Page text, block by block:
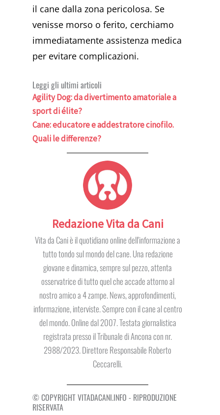
il cane dalla zona pericolosa. Se
venisse morso o ferito, cerchiamo
immediatamente assistenza medica
per evitare complicazioni.
Leggi gli ultimi articoli
Agility Dog: da divertimento amatoriale a
sport di élite?
Cane: educatore e addestratore cinofilo.
Quali le differenze?
Redazione Vita da Cani
Vita da Cani è il quotidiano online dell'informazione a
tutto tondo sul mondo del cane. Una redazione
giovane e dinamica, sempre sul pezzo, attenta
osservatrice di tutto quel che accade attorno al
nostro amico a 4 zampe. News, approfondimenti,
informazione, interviste. Sempre con il cane al centro
del mondo. Online dal 2007. Testata giornalistica
registrata presso il Tribunale di Ancona con nr.
2988/2023. Direttore Responsabile Roberto
Ceccarelli.
© COPYRIGHT VITADACANI.INFO - RIPRODUZIONE
RISERVATA